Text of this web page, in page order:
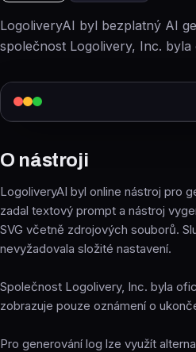
LogoliveryAI byl bezplatný AI
společnost Logolivery, Inc. byla
O nástroji
LogoliveryAI byl online nástroj pro
zadal textový prompt a nástroj
SVG včetně zdrojových souborů.
nevyžadovala složité nastavení.
Společnost Logolivery, Inc. byla
zobrazuje pouze oznámení o
Pro generování log lze využít